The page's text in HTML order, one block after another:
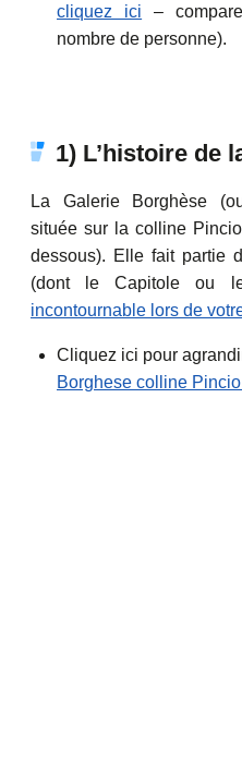
cliquez ici –
nombre de personne).
1) L’histoire de
La Galerie Borghèse
située sur la colline
dessous). Elle fait partie
(dont le Capitole ou
incontournable lors de
Cliquez ici pour
Borghese colline